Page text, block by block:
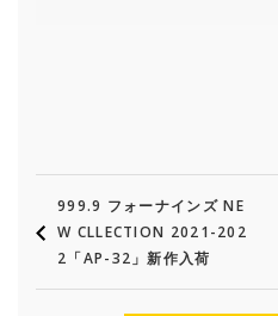
999.9 フォーナインズ NE
W CLLECTION 2021-202
2「AP-32」新作入荷